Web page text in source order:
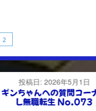
2
投稿日: 2026年5月1日
ギンちゃんへの質問コー
L無職転生 No.073